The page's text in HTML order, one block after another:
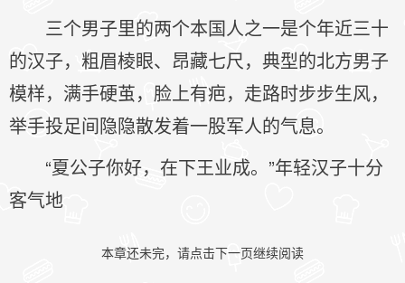
三个男子里的两个本国人之一是个年近三十
的汉子，粗眉棱眼、昂藏七尺，典型的北方男子
模样，满手硬茧，脸上有疤，走路时步步生风，
举手投足间隐隐散发着一股军人的气息。
“夏公子你好，在下王业成。”年轻汉子十分
客气地
本章还未完，请点击下一页继续阅读